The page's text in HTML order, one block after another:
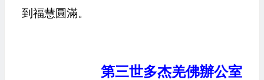
到福慧圓滿。
第三世多杰羌佛辦公室